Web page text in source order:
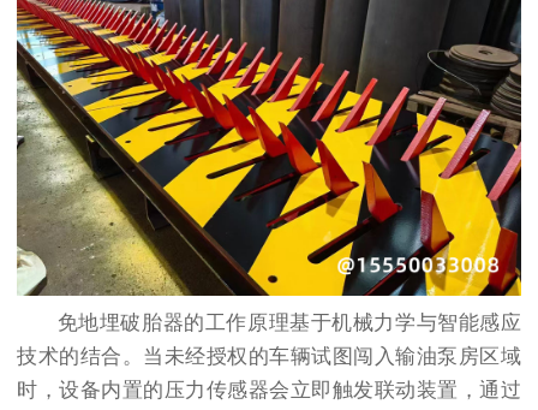
免地埋破胎器的工作原理基于机械力学与智能感应
技术的结合。当未经授权的车辆试图闯入输油泵房区域
时，设备内置的压力传感器会立即触发联动装置，通过